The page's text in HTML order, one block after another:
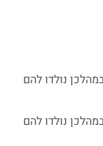
נישואין, במהלכן נולדו להם
נישואין, במהלכן נולדו להם